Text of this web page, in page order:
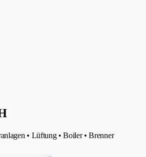
• Lüftung • Boiler • Brenner